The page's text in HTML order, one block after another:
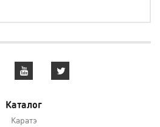
Каталог
Каратэ